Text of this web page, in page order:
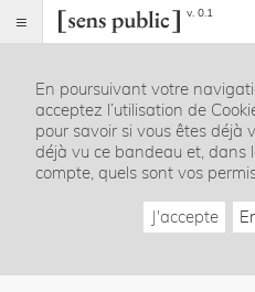
v. 0.1
Index
Article
Citer /
Partager
En poursuivant votre
acceptez l’utilisation de
pour savoir si vous êtes déjà
déjà vu ce bandeau et, dans
compte, quels sont vos
J'accepte